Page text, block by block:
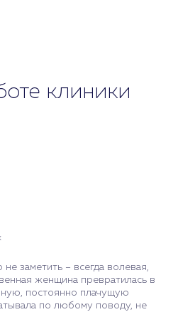
клиники
заметить – всегда волевая,
женщина превратилась в
постоянно плачущую
по любому поводу, не